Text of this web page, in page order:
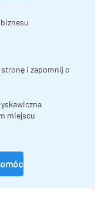
i zapomnij o
miejscu